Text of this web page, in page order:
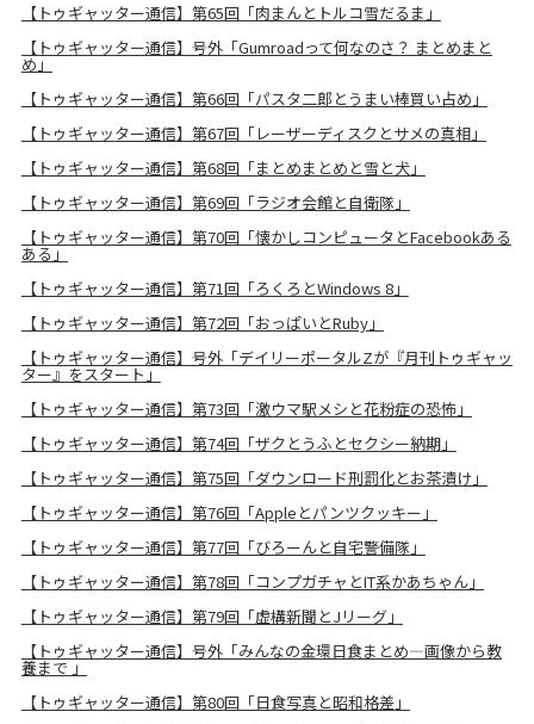
【トゥギャッター通信】第65回「肉まんとトルコ雪だるま」
【トゥギャッター通信】号外「Gumroadって何なのさ？ まとめまと
め」
【トゥギャッター通信】第66回「パスタ二郎とうまい棒買い占め」
【トゥギャッター通信】第67回「レーザーディスクとサメの真相」
【トゥギャッター通信】第68回「まとめまとめと雪と犬」
【トゥギャッター通信】第69回「ラジオ会館と自衛隊」
【トゥギャッター通信】第70回「懐かしコンピュータとFacebookある
ある」
【トゥギャッター通信】第71回「ろくろとWindows 8」
【トゥギャッター通信】第72回「おっぱいとRuby」
【トゥギャッター通信】号外「デイリーポータルZが『月刊トゥギャッ
ター』をスタート」
【トゥギャッター通信】第73回「激ウマ駅メシと花粉症の恐怖」
【トゥギャッター通信】第74回「ザクとうふとセクシー納期」
【トゥギャッター通信】第75回「ダウンロード刑罰化とお茶漬け」
【トゥギャッター通信】第76回「Appleとパンツクッキー」
【トゥギャッター通信】第77回「びろーんと自宅警備隊」
【トゥギャッター通信】第78回「コンプガチャとIT系かあちゃん」
【トゥギャッター通信】第79回「虚構新聞とJリーグ」
【トゥギャッター通信】号外「みんなの金環日食まとめ―画像から教
養まで 」
【トゥギャッター通信】第80回「日食写真と昭和格差」